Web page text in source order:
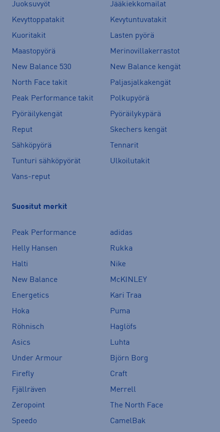
Juoksuvyöt
Jääkiekkomailat
Kevyttoppatakit
Kevytuntuvatakit
Kuoritakit
Lasten pyörä
Maastopyörä
Merinovillakerrastot
New Balance 530
New Balance kengät
North Face takit
Paljasjalkakengät
Peak Performance takit
Polkupyörä
Pyöräilykengät
Pyöräilykypärä
Reput
Skechers kengät
Sähköpyörä
Tennarit
Tunturi sähköpyörät
Ulkoilutakit
Vans-reput
Suositut merkit
Peak Performance
adidas
Helly Hansen
Rukka
Halti
Nike
New Balance
McKINLEY
Energetics
Kari Traa
Hoka
Puma
Röhnisch
Haglöfs
Asics
Luhta
Under Armour
Björn Borg
Firefly
Craft
Fjällräven
Merrell
Zeropoint
The North Face
Speedo
CamelBak